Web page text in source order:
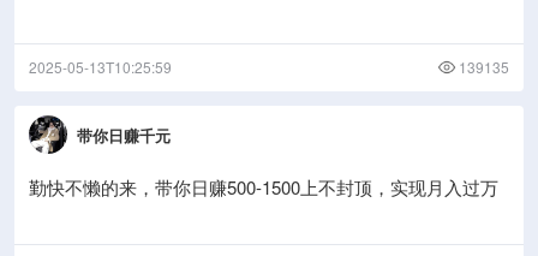
2025-05-13T10:25:59 139135
带你日赚千元
勤快不懒的来，带你日赚500-1500上不封顶，实现月入过万